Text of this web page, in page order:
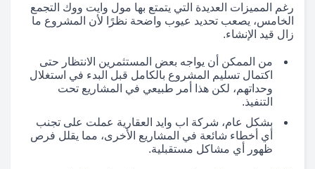
رغم المميزات العديدة التي يتمتع بها مول وايت ووك التجمع
الخامس، يصعب تحديد عيوب واضحة نظرًا لأن المشروع ما
زال قيد الإنشاء.
من الممكن أن يواجه بعض المستثمرين الانتظار حتى
اكتمال تسليم المشروع بالكامل قبل البدء في استغلال
وحداتهم، لكن هذا أمر طبيعي في المشاريع تحت
التنفيذ.
بشكل عام، شركة اب وايد العقارية عملت على تجنب
أي أخطاء شائعة في المشاريع الأخرى، مما يقلل فرص
ظهور أي مشاكل مستقبلية.